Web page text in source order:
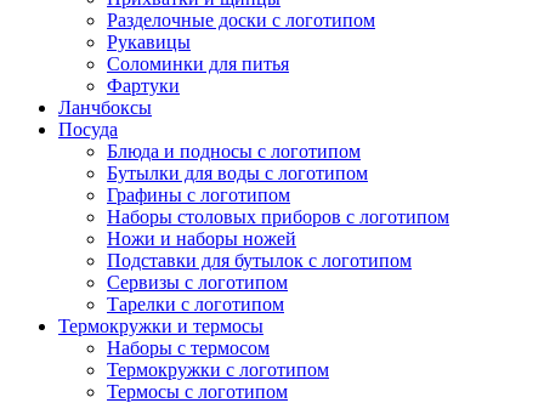
Разделочные доски с логотипом
Рукавицы
Соломинки для питья
Фартуки
Ланчбоксы
Посуда
Блюда и подносы с логотипом
Бутылки для воды с логотипом
Графины с логотипом
Наборы столовых приборов с логотипом
Ножи и наборы ножей
Подставки для бутылок с логотипом
Сервизы с логотипом
Тарелки с логотипом
Термокружки и термосы
Наборы с термосом
Термокружки с логотипом
Термосы с логотипом